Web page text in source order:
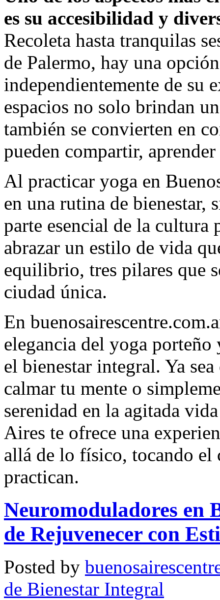
es su accesibilidad y
Recoleta hasta tranquilas
de Palermo, hay una
independientemente de su
espacios no solo brindan
también se convierten en
pueden compartir,
Al practicar yoga en
en una rutina de bienestar,
parte esencial de la cultura
abrazar un estilo de vida
equilibrio, tres pilares que
ciudad única.
En
elegancia del yoga
el bienestar integral. Ya
calmar tu mente o
serenidad en la agitada
Aires te ofrece una
allá de lo físico, tocando el
practican.
Neuromoduladores en
de Rejuvenecer con
Posted by
de Bienestar Integral